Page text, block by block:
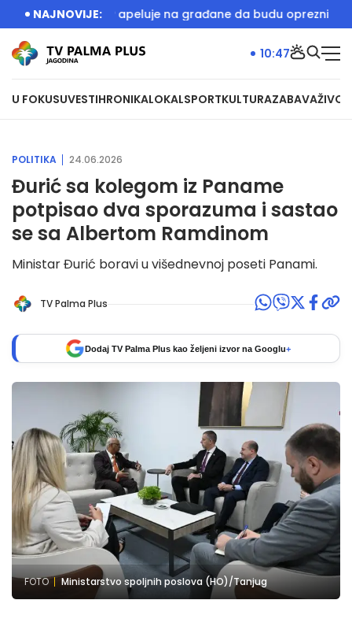
NAJNOVIJE:
igralište MUP apeluje na građane da budu oprezni zbog
U FOKUSUVESTIHRONIKALOKALSPORTKULTURAZABAVAŽIVOT
10:47
POLITIKA 24.06.2026
Đurić sa kolegom iz Paname
potpisao dva sporazuma i sastao
se sa Albertom Ramdinom
Ministar Đurić boravi u višednevnoj poseti Panami.
TV Palma Plus
Dodaj TV Palma Plus kao željeni izvor na Googlu+
FOTO Ministarstvo spoljnih poslova (HO)/Tanjug